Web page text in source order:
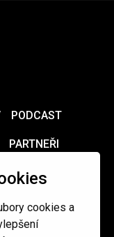
cookies a
PODCAST
PARTNEŘI
podmínky